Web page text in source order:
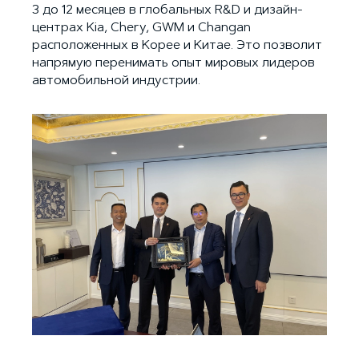
3 до 12 месяцев в глобальных R&D и дизайн-
центрах Kia, Chery, GWM и Changan
расположенных в Корее и Китае. Это позволит
напрямую перенимать опыт мировых лидеров
автомобильной индустрии.